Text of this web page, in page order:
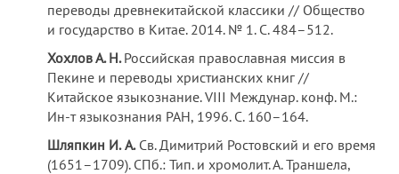
переводы древнекитайской классики // Общество
и государство в Китае. 2014. № 1. С. 484–512.
Хохлов А.Н.Российская православная миссия в
Пекине и переводы христианских книг //
Китайское языкознание. VIII Междунар. конф. М.:
Ин-т языкознания РАН, 1996. С. 160–164.
Шляпкин И. А.Св. Димитрий Ростовский и его время
(1651–1709). СПб.: Тип. и хромолит. А. Траншела,